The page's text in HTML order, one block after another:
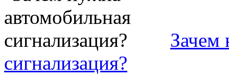
Зачем
сигнализация?